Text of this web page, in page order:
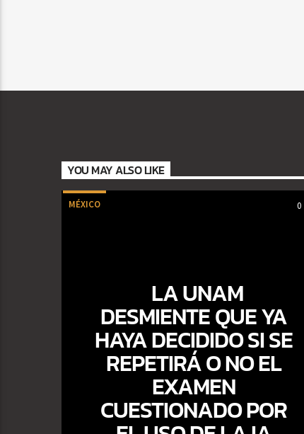
YOU MAY ALSO LIKE
MÉXICO 0
LA UNAM
DESMIENTE QUE YA
HAYA DECIDIDO SI SE
REPETIRÁ O NO EL
EXAMEN
CUESTIONADO POR